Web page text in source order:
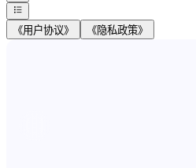
format_list_bulleted
《用户协议》 《隐私政策》